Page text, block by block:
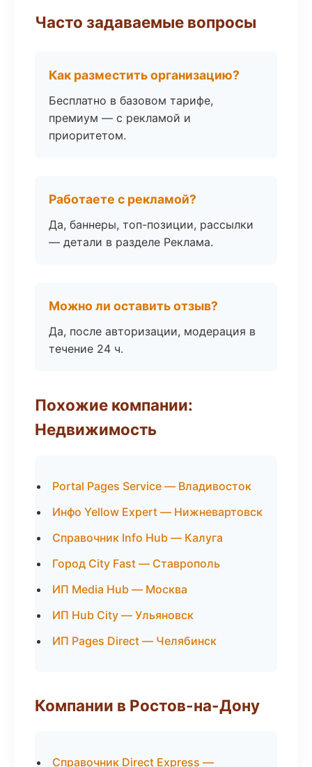
Часто задаваемые вопросы
Как разместить организацию?
Бесплатно в базовом тарифе,
премиум — с рекламой и
приоритетом.
Работаете с рекламой?
Да, баннеры, топ-позиции, рассылки
— детали в разделе Реклама.
Можно ли оставить отзыв?
Да, после авторизации, модерация в
течение 24 ч.
Похожие компании:
Недвижимость
Portal Pages Service — Владивосток
Инфо Yellow Expert — Нижневартовск
Справочник Info Hub — Калуга
Город City Fast — Ставрополь
ИП Media Hub — Москва
ИП Hub City — Ульяновск
ИП Pages Direct — Челябинск
Компании в Ростов-на-Дону
Справочник Direct Express —